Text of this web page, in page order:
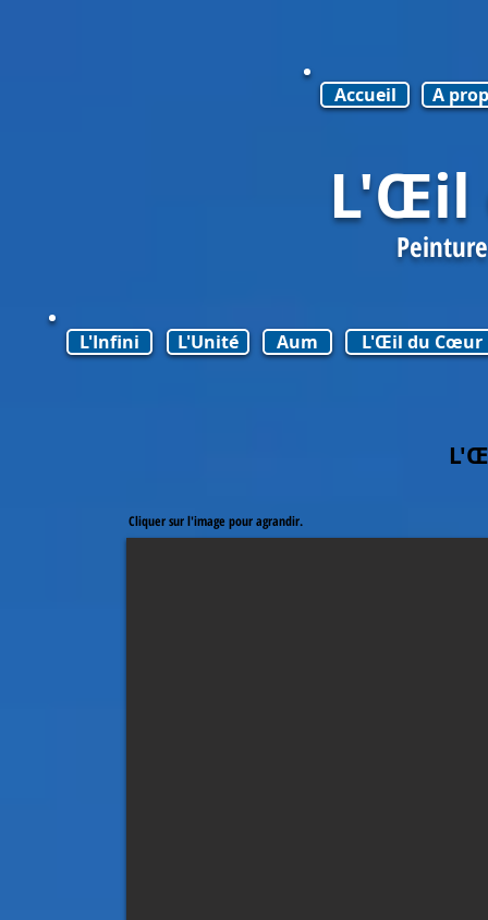
A
Accueil
L'Œil
L'Infini L'Unité Aum L'Œil du Cœur
Cliquer sur l'image pour agrandir.